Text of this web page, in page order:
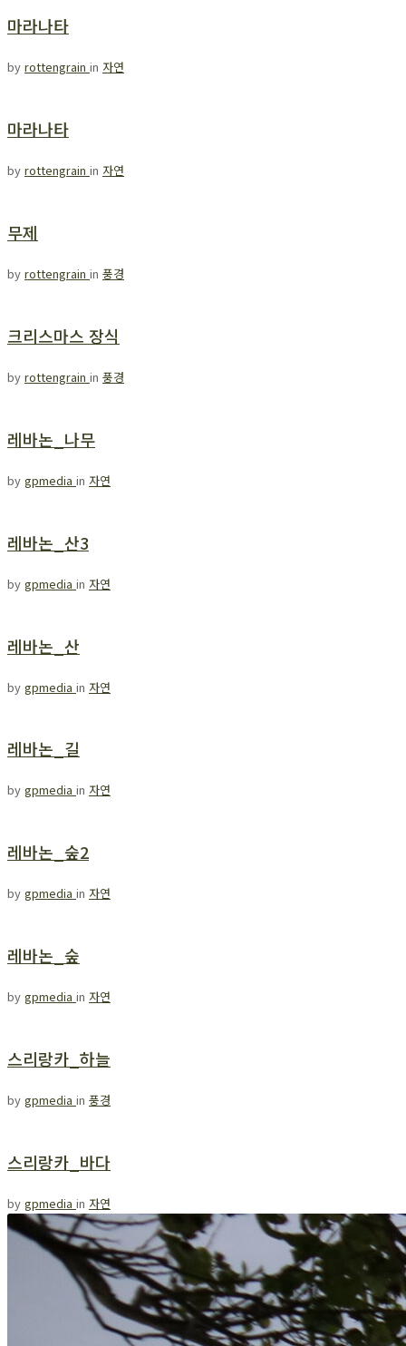
마라나타
by rottengrain in 자연
마라나타
by rottengrain in 자연
무제
by rottengrain in 풍경
크리스마스 장식
by rottengrain in 풍경
레바논_나무
by gpmedia in 자연
레바논_산3
by gpmedia in 자연
레바논_산
by gpmedia in 자연
레바논_길
by gpmedia in 자연
레바논_숲2
by gpmedia in 자연
레바논_숲
by gpmedia in 자연
스리랑카_하늘
by gpmedia in 풍경
스리랑카_바다
by gpmedia in 자연